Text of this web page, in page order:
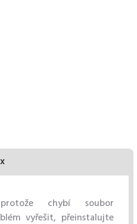
chybí soubor
vyřešit, přeinstalujte